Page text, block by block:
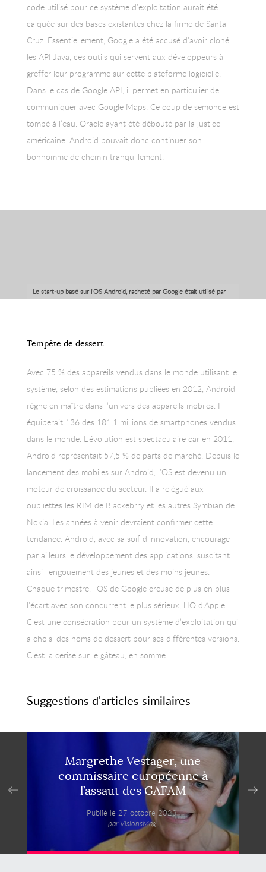
code utilisé pour ce système d’exploitation aurait été
calquée sur des bases existantes chez la firme de Santa
Cruz. Essentiellement, Google a été accusé d’avoir cloné
les API Java, ces outils qui servent aux développeurs à
greffer leur programme sur cette plateforme logicielle.
Dans le cas de Google API, il permet en particulier de
communiquer avec Google Maps. Ce coup de semonce est
tombé à l’eau. Oracle ayant été débouté par la justice
américaine. Android pouvait donc continuer son
bonhomme de chemin tranquillement.
Le start-up basé sur l'OS Android, racheté par Google était utilisé par
Tempête de dessert
Avec 75 % des appareils vendus dans le monde utilisant le
système, selon des estimations publiées en 2012, Android
règne en maître dans l’univers des appareils mobiles. Il
équiperait 136 des 181,1 millions de smartphones vendus
dans le monde. L’évolution est spectaculaire car en 2011,
Android représentait 57,5 % de parts de marché. Depuis le
lancement des mobiles sur Android, l’OS est devenu un
moteur de croissance du secteur. Il a relégué aux
oubliettes les RIM de Blackebrry et les autres Symbian de
Nokia. Les années à venir devraient confirmer cette
tendance. Android, avec sa soif d’innovation, encourage
par ailleurs le développement des applications, suscitant
ainsi l’engouement des jeunes et des moins jeunes.
Chaque trimestre, l’OS de Google creuse de plus en plus
l’écart avec son concurrent le plus sérieux, l’IO d’Apple.
C’est une consécration pour un système d’exploitation qui
a choisi des noms de dessert pour ses différentes versions.
C’est la cerise sur le gâteau, en somme.
Suggestions d'articles similaires
Margrethe Vestager, une
commissaire européenne à
l’assaut des GAFAM
Publié le 27 octobre 2023,
par VisionsMag.